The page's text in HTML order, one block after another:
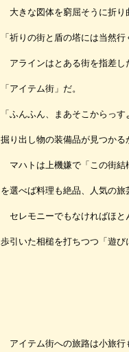
大きな図体を窮屈そうに折り
「祈りの街と盾の塔には当然
アラインはとある街を指差し
「アイテム街」だ。
「ふんふん、まあそこからっ
掘り出し物の装備品が見つかる
マハトは上機嫌で「この街結
を選べば料理も絶品、人気の
セレモニーでもなければほと
歩引いた相槌を打ちつつ「遊び
アイテム街への旅路は小旅行